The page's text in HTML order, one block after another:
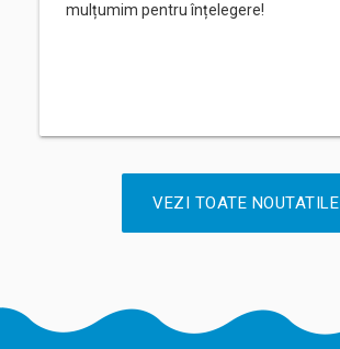
mulțumim pentru înțelegere!
VEZI TOATE NOUTATILE